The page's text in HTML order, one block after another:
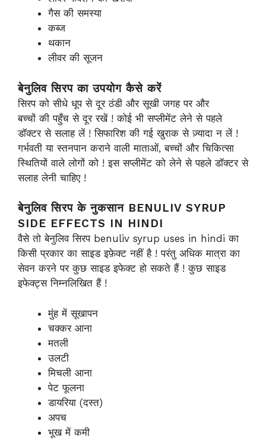
गैस की समस्या
कब्ज
थकान
लीवर की सूजन
बेनुलिव सिरप का उपयोग कैसे करें
सिरप को सीधे धूप से दूर ठंडी और सूखी जगह पर और
बच्चों की पहुँच से दूर रखें ! कोई भी सप्लीमेंट लेने से पहले
डॉक्टर से सलाह लें ! सिफारिश की गई खुराक से ज़्यादा न लें !
गर्भवती या स्तनपान कराने वाली माताओं, बच्चों और चिकित्सा
स्थितियों वाले लोगों को ! इस सप्लीमेंट को लेने से पहले डॉक्टर से
सलाह लेनी चाहिए !
बेनुलिव सिरप के नुकसान BENULIV SYRUP
SIDE EFFECTS IN HINDI
वैसे तो बेनुलिव सिरप benuliv syrup uses in hindi का
किसी प्रकार का साइड इफ़ेक्ट नहीं है ! परंतु अधिक मात्रा का
सेवन करने पर कुछ साइड इफेक्ट हो सकते हैं ! कुछ साइड
इफेक्ट्स निम्नलिखित हैं !
मुंह में सूखापन
चक्कर आना
मतली
उलटी
मिचली आना
पेट फूलना
डायरिया (दस्त)
अपच
भूख में कमी